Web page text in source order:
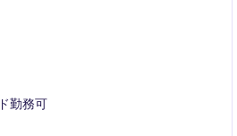
勤務可